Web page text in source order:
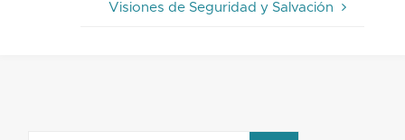
Visiones de Seguridad y Salvación